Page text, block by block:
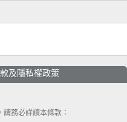
及隱私權政策
務必詳讀本條款：